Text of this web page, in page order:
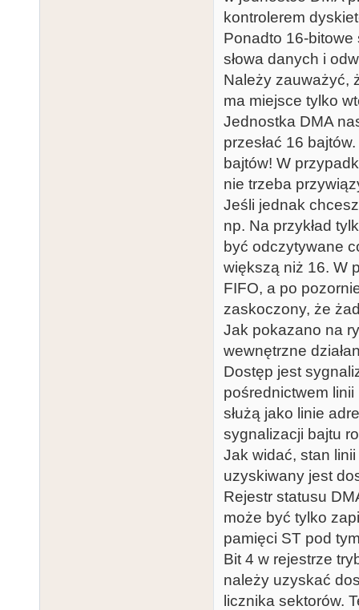
kontrolerem
Ponadto 16-bitowe
słowa danych i
Należy zauważyć,
ma miejsce tylko
Jednostka DMA
przesłać 16
bajtów! W
nie trzeba
Jeśli jednak
np. Na przykład
być odczytywane
większą niż 16. W
FIFO, a po
zaskoczony, że
Jak pokazano na
wewnętrzne
Dostęp jest
pośrednictwem
służą jako linie
sygnalizacji bajtu
Jak widać, stan
uzyskiwany jest
Rejestr statusu
może być tylko
pamięci ST pod
Bit 4 w rejestrze
należy uzyskać
licznika sektorów.